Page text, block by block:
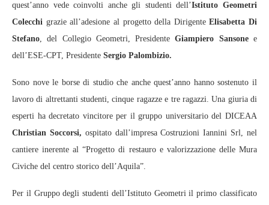
quest’anno vede coinvolti anche gli studenti dell’Istituto Geometri
Colecchi grazie all’adesione al progetto della DirigenteElisabetta Di
Stefano, del Collegio Geometri, PresidenteGiampiero Sansonee
dell’ESE-CPT, Presidente Sergio Palombizio.
Sono nove le borse di studio che anche quest’anno hanno sostenuto il
lavoro di altrettanti studenti, cinque ragazze e tre ragazzi. Una giuria di
esperti ha decretato vincitore per il gruppo universitario del DICEAA
Christian Soccorsi, ospitato dall’impresa Costruzioni Iannini Srl, nel
cantiere inerente al “Progetto di restauro e valorizzazione delle Mura
Civiche del centro storico dell’Aquila”.
Per il Gruppo degli studenti dell’Istituto Geometri il primo classificato